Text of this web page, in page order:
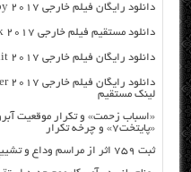
دانلود رایگان فیلم خارجی iBoy 2017 با لینک مستقیم
دانلود مستقیم فیلم خارجی Justice League Dark 2017 از سرور سایت
دانلود رایگان فیلم خارجی Split 2017 با لینک مستقیم
لینک مستقیم
«اسباب زحمت» و تکرار موقعیت
«پایتخت۷» و چرخه تکرار
ثبت ۷۵۹ اثر از مراسم وداع و تشییع رهبر شهید انقلاب